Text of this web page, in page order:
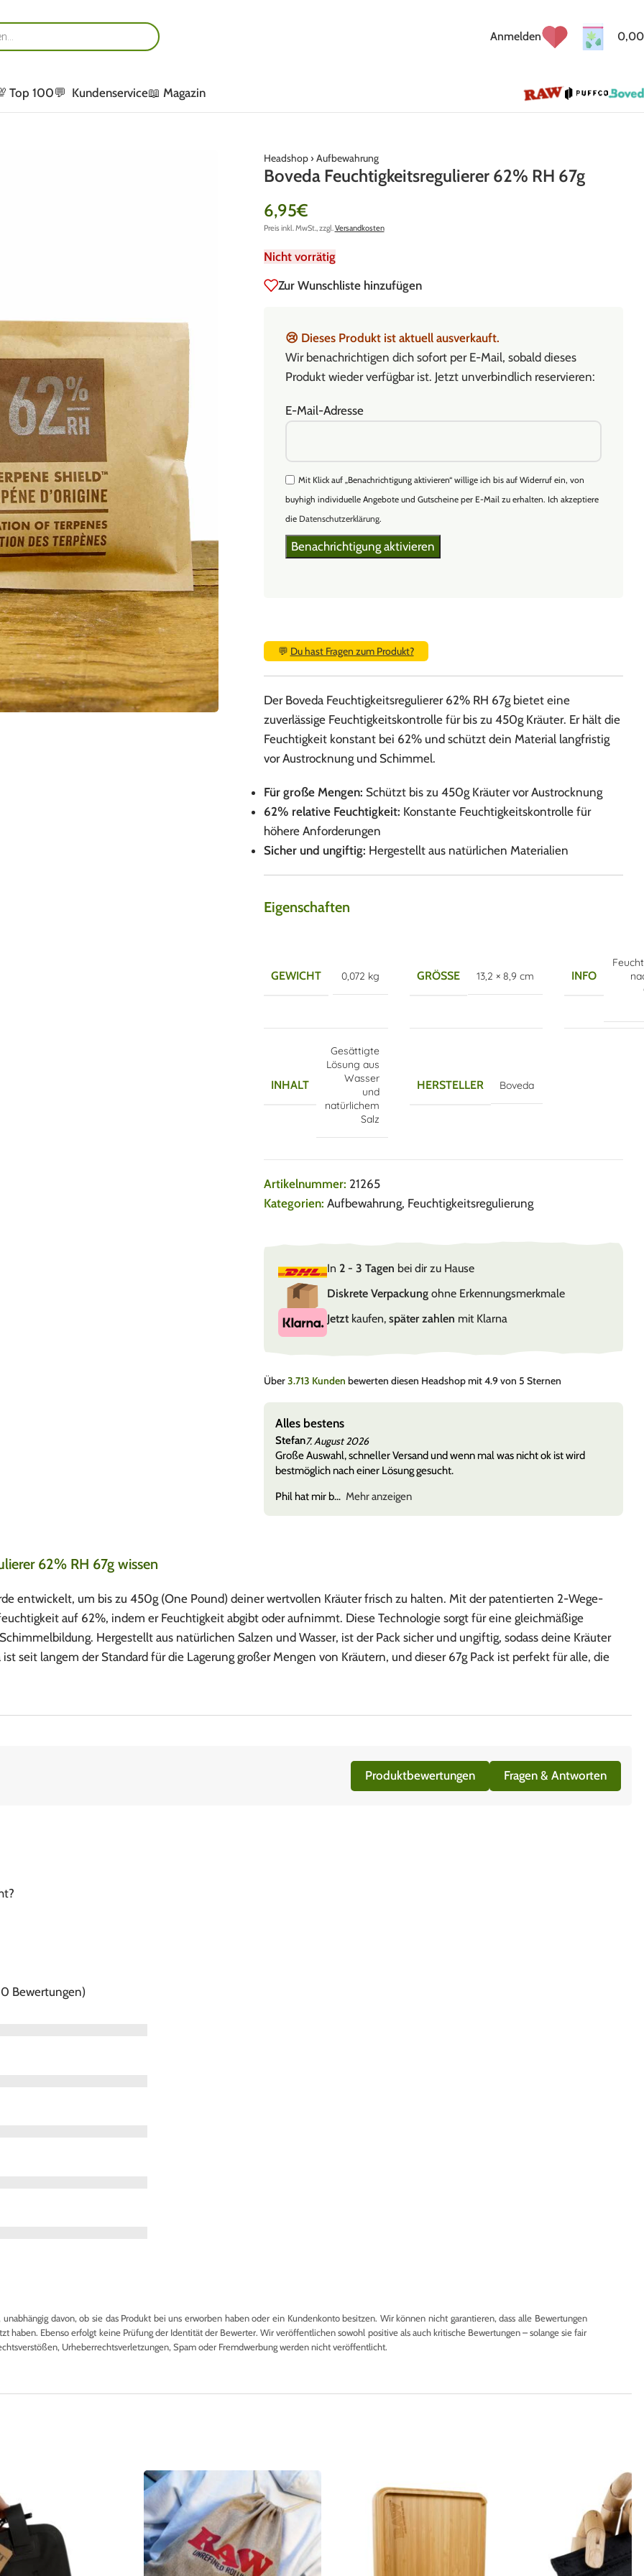
Anmelden 0,00
Top 100💬 Kundenservice📖 Magazin
Headshop› Aufbewahrung
Boveda Feuchtigkeitsregulierer 62% RH 67g
6,95€
Preis inkl. MwSt., zzgl.Versandkosten
Nicht vorrätig
Zur Wunschliste hinzufügen
😢 Dieses Produkt ist aktuell ausverkauft.
Wir benachrichtigen dich sofort per E-Mail, sobald dieses
Produkt wieder verfügbar ist. Jetzt unverbindlich reservieren:
E-Mail-Adresse
Mit Klick auf „Benachrichtigung aktivieren“ willige ich bis auf Widerruf ein, von
buyhigh individuelle Angebote und Gutscheine per E-Mail zu erhalten. Ich akzeptiere
die Datenschutzerklärung.
💬 Du hast Fragen zum Produkt?
Der Boveda Feuchtigkeitsregulierer 62% RH 67g bietet eine
zuverlässige Feuchtigkeitskontrolle für bis zu 450g Kräuter. Er hält die
Feuchtigkeit konstant bei 62% und schützt dein Material langfristig
vor Austrocknung und Schimmel.
Für große Mengen: Schützt bis zu 450g Kräuter vor Austrocknung
62% relative Feuchtigkeit: Konstante Feuchtigkeitskontrolle für
höhere Anforderungen
Sicher und ungiftig: Hergestellt aus natürlichen Materialien
Eigenschaften
GEWICHT 0,072 kg GRÖSSE 13,2 × 8,9 cm INFO
INHALT
Gesättigte
Lösung aus
Wasser
und
natürlichem
Salz
HERSTELLER Boveda
Artikelnummer: 21265
Kategorien: Aufbewahrung, Feuchtigkeitsregulierung
In 2 - 3 Tagen bei dir zu Hause
Diskrete Verpackungohne Erkennungsmerkmale
Jetztkaufen, später zahlen mit Klarna
Über3.713 Kunden bewerten diesen Headshop mit 4.9 von 5 Sternen
Auswahl, schneller Versand und wenn mal was nicht ok ist wird
Mav7. August 2026
Alles easy 🙂
62% RH 67g wissen
entwickelt, um bis zu 450g (One Pound) deiner wertvollen Kräuter frisch zu halten. Mit der patentierten 2-Wege-
auf 62%, indem er Feuchtigkeit abgibt oder aufnimmt. Diese Technologie sorgt für eine gleichmäßige
Hergestellt aus natürlichen Salzen und Wasser, ist der Pack sicher und ungiftig, sodass deine Kräuter
seit langem der Standard für die Lagerung großer Mengen von Kräutern, und dieser 67g Pack ist perfekt für alle, die
Produktbewertungen Fragen & Antworten
Bewertungen)
davon, ob sie das Produkt bei uns erworben haben oder ein Kundenkonto besitzen. Wir können nicht garantieren, dass alle Bewertungen
haben. Ebenso erfolgt keine Prüfung der Identität der Bewerter. Wir veröffentlichen sowohl positive als auch kritische Bewertungen – solange sie fair
Urheberrechtsverletzungen, Spam oder Fremdwerbung werden nicht veröffentlicht.